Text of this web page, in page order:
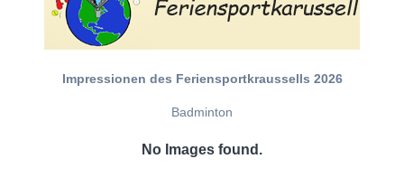
Impressionen des Feriensportkraussells 2026
Badminton
No Images found.